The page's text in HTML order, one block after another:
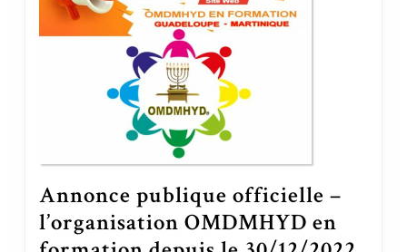
Annonce publique officielle –
l’organisation OMDMHYD en